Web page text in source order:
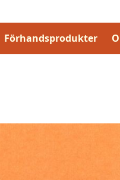
Förhandsprodukter